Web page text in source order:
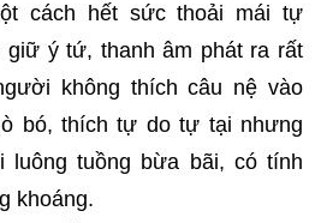
cách hết sức thoải mái tự
giữ ý tứ, thanh âm phát ra rất
không thích câu nệ vào
bó, thích tự do tự tại nhưng
luông tuồng bừa bãi, có tính
khoáng.